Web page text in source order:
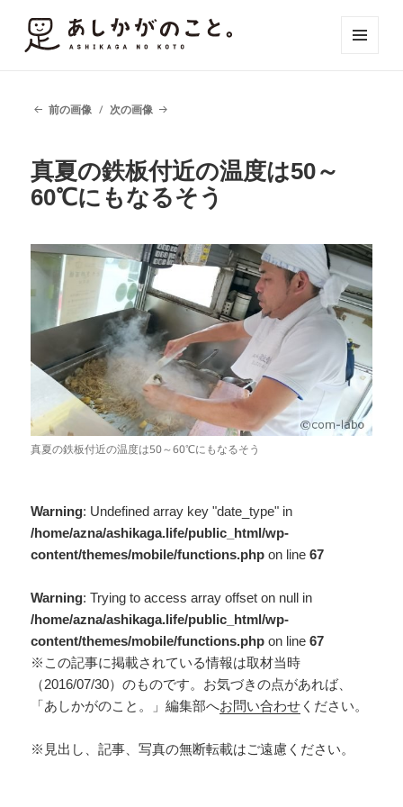
前の画像 次の画像
真夏の鉄板付近の温度は50～
60℃にもなるそう
真夏の鉄板付近の温度は50～60℃にもなるそう
Warning: Undefined array key "date_type" in
/home/azna/ashikaga.life/public_html/wp-
content/themes/mobile/functions.php on line67
Warning: Trying to access array offset on null in
/home/azna/ashikaga.life/public_html/wp-
content/themes/mobile/functions.php on line67
※この記事に掲載されている情報は取材当時
（2016/07/30）のものです。お気づきの点があれば、
「あしかがのこと。」編集部へお問い合わせ ください。
※見出し、記事、写真の無断転載はご遠慮ください。